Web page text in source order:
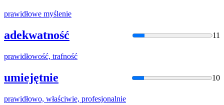
prawidłowe myślenie
adekwatność 11
prawidłowość, trafność
umiejętnie 10
prawidłowo, właściwie, profesjonalnie